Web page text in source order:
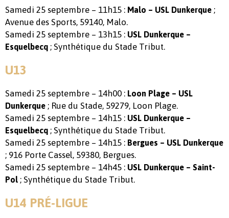
Samedi 25 septembre – 11h15 : Malo – USL Dunkerque ;
Avenue des Sports, 59140, Malo.
Samedi 25 septembre – 13h15 : USL Dunkerque –
Esquelbecq ; Synthétique du Stade Tribut.
U13
Samedi 25 septembre – 14h00 : Loon Plage – USL
Dunkerque ; Rue du Stade, 59279, Loon Plage.
Samedi 25 septembre – 14h15 : USL Dunkerque –
Esquelbecq ; Synthétique du Stade Tribut.
Samedi 25 septembre – 14h15 : Bergues – USL Dunkerque
; 916 Porte Cassel, 59380, Bergues.
Samedi 25 septembre – 14h45 : USL Dunkerque – Saint-
Pol ; Synthétique du Stade Tribut.
U14 PRÉ-LIGUE